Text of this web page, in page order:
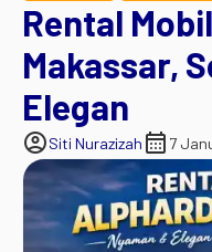
Rental
Makassar,
Elegan
account_circleSiti Nurazizah calendar_month 7